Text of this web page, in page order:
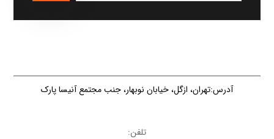
آدرس:تهران، ازگل، خیابان نوبهار، جنب مجتمع آنیسا پارک
تلفن: